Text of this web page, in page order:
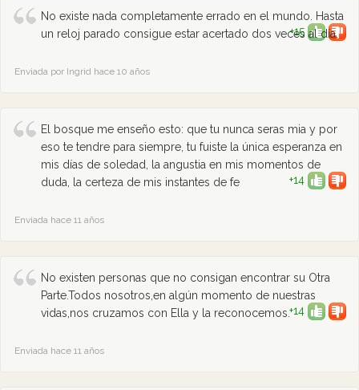
No existe nada completamente errado en el mundo. Hasta
un reloj parado consigue estar acertado dos veces al día.
+15
Enviada por Ingrid hace 10 años
El bosque me enseño esto: que tu nunca seras mia y por
eso te tendre para siempre, tu fuiste la única esperanza en
mis días de soledad, la angustia en mis momentos de
duda, la certeza de mis instantes de fe
+14
Enviada hace 11 años
No existen personas que no consigan encontrar su Otra
Parte.Todos nosotros,en algún momento de nuestras
vidas,nos cruzamos con Ella y la reconocemos.+14
Enviada hace 11 años